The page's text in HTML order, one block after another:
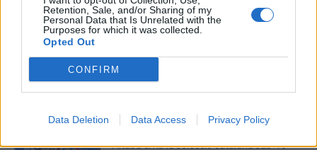
Retention, Sale, and/or Sharing of my
Personal Data that Is Unrelated with the
Purposes for which it was collected.
Opted Out
CONFIRM
Data Deletion Data Access Privacy Policy
maig 9, 2026
maig 9, 2026
Altaba amb la selecció catalana sub-16